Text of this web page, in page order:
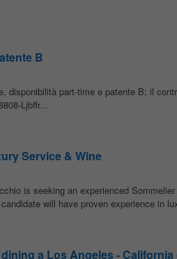
B
disponibilità part-time e patente B; il
Ljbffr...
Service & Wine
is seeking an experienced
will have proven experience in
a Los Angeles - California